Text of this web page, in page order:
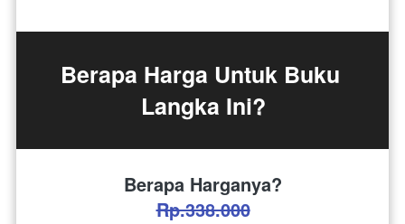
Berapa Harga Untuk Buku
Langka Ini?
Berapa Harganya?
Rp.338.000